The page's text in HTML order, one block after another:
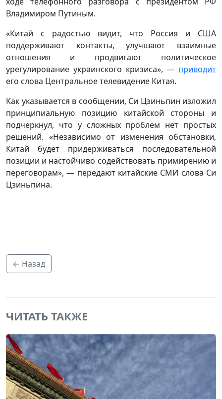
Владимиром Путиным.
«Китай с радостью видит, что Россия и США
поддерживают контакты, улучшают взаимные
отношения и продвигают политическое
урегулирование украинского кризиса», — приводит
его слова Центральное телевидение Китая.
Как указывается в сообщении, Си Цзиньпин изложил
принципиальную позицию китайской стороны и
подчеркнул, что у сложных проблем нет простых
решений. «Независимо от изменения обстановки,
Китай будет придерживаться последовательной
позиции и настойчиво содействовать примирению и
переговорам», — передают китайские СМИ слова Си
Цзиньпина.
← Назад
ЧИТАТЬ ТАКЖЕ